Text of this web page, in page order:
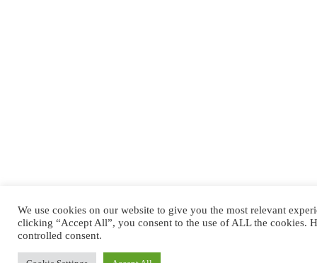
We use cookies on our website to give you the most relevant
clicking “Accept All”, you consent to the use of ALL the cookies.
controlled consent.